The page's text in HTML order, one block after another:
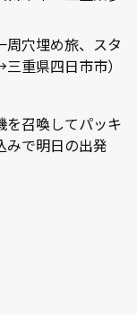
穴埋め旅、スタ
重県四日市市）
を召喚してパッキ
で明日の出発